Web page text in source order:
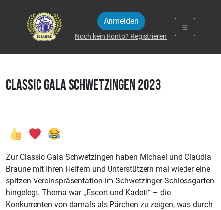
Anmelden
Noch kein Konto? Registrieren
Classic Gala Schwetzingen 2023
Zur Classic Gala Schwetzingen haben Michael und Claudia
Braune mit Ihren Helfern und Unterstützern mal wieder eine
spitzen Vereinspräsentation im Schwetzinger Schlossgarten
hingelegt. Thema war „Escort und Kadett“ – die
Konkurrenten von damals als Pärchen zu zeigen, was durch